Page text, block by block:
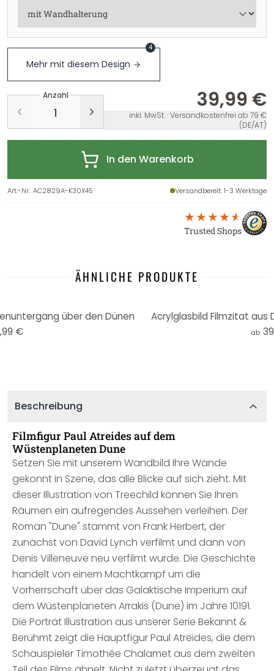
Mehr mit diesem Design
4
Anzahl 39,99 €
inkl. MwSt. · Versandkostenfrei ab 79 €
(DE/AT)
In den Warenkorb
Art.-Nr.:AC2829A-K30X45 Versandbereit: 1-3 Werktage
Trusted Shops
ÄHNLICHE PRODUKTE
über den Dünen
€
Acrylglasbild Filmzitat aus
ab
Beschreibung
Filmfigur Paul Atreides auf dem
Wüstenplaneten Dune
Setzen Sie mit unserem Wandbild Ihre Wände
gekonnt in Szene, das alle Blicke auf sich zieht. Mit
dieser Illustration von Treechild können Sie Ihren
Räumen ein aufregendes Aussehen verleihen. Der
Roman "Dune" stammt von Frank Herbert, der
zunächst von David Lynch verfilmt und dann von
Denis Villeneuve neu verfilmt wurde. Die Geschichte
handelt von einem Machtkampf um die
Vorherrschaft über das Galaktische Imperium auf
dem Wüstenplaneten Arrakis (Dune) im Jahre 10191.
Die Porträt Illustration aus unserer Serie Bekannt &
Berühmt zeigt die Hauptfigur Paul Atreides, die dem
Schauspieler Timothée Chalamet aus dem zweiten